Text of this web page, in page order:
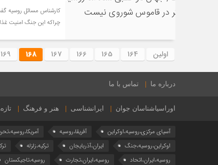
کارشناس مسائل روسیه
چراکه این جنگ امنیت
اولین 164
165
166
167
168
169
درباره ما تماس با ما
اوراسیاشناسان جوان ایرانشناسی هنر و فرهنگ
آسیای مرکزی،روسیه،اوکراین آفریقا،روسیه
اوکراین،روسیه،جنگ
ایران،آذربایجان ترکیه،زلزله
روسیه،ایران،اتحاد
روسیه،ایران،تجارت روسیه،تاجیکستان